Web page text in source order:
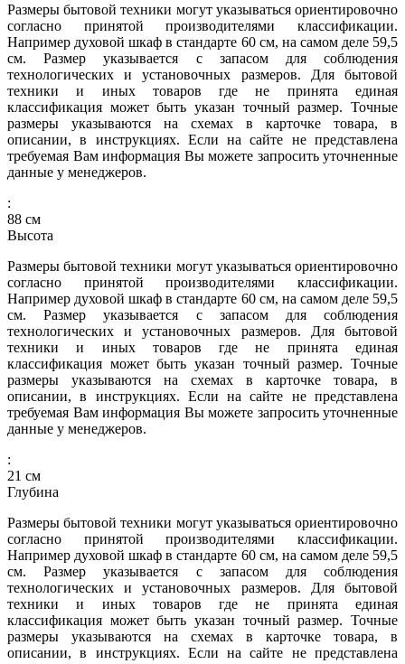
Размеры бытовой техники могут указываться ориентировочно
согласно принятой производителями классификации.
Например духовой шкаф в стандарте 60 см, на самом деле 59,5
см. Размер указывается с запасом для соблюдения
технологических и установочных размеров. Для бытовой
техники и иных товаров где не принята единая
классификация может быть указан точный размер. Точные
размеры указываются на схемах в карточке товара, в
описании, в инструкциях. Если на сайте не представлена
требуемая Вам информация Вы можете запросить уточненные
данные у менеджеров.
:
88 см
Высота
Размеры бытовой техники могут указываться ориентировочно
согласно принятой производителями классификации.
Например духовой шкаф в стандарте 60 см, на самом деле 59,5
см. Размер указывается с запасом для соблюдения
технологических и установочных размеров. Для бытовой
техники и иных товаров где не принята единая
классификация может быть указан точный размер. Точные
размеры указываются на схемах в карточке товара, в
описании, в инструкциях. Если на сайте не представлена
требуемая Вам информация Вы можете запросить уточненные
данные у менеджеров.
:
21 см
Глубина
Размеры бытовой техники могут указываться ориентировочно
согласно принятой производителями классификации.
Например духовой шкаф в стандарте 60 см, на самом деле 59,5
см. Размер указывается с запасом для соблюдения
технологических и установочных размеров. Для бытовой
техники и иных товаров где не принята единая
классификация может быть указан точный размер. Точные
размеры указываются на схемах в карточке товара, в
описании, в инструкциях. Если на сайте не представлена